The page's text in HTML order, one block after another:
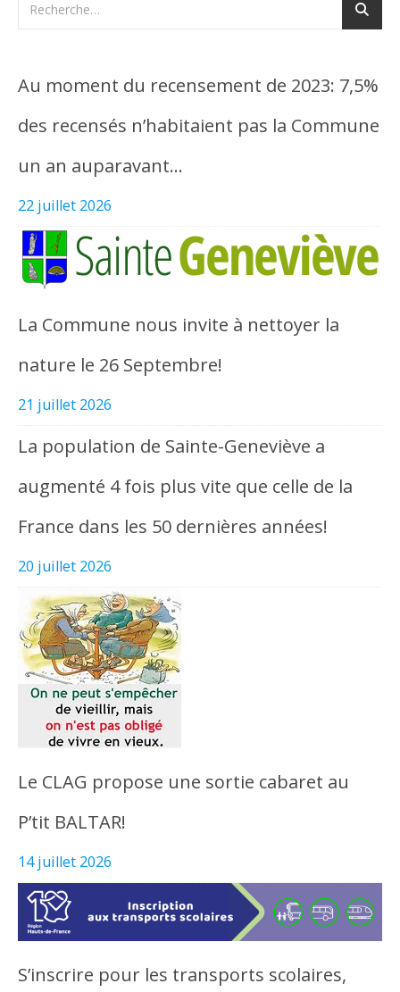
Au moment du recensement de 2023: 7,5%
des recensés n’habitaient pas la Commune
un an auparavant…
22 juillet 2026
La Commune nous invite à nettoyer la
nature le 26 Septembre!
21 juillet 2026
La population de Sainte-Geneviève a
augmenté 4 fois plus vite que celle de la
France dans les 50 dernières années!
20 juillet 2026
Le CLAG propose une sortie cabaret au
P’tit BALTAR!
14 juillet 2026
S’inscrire pour les transports scolaires,